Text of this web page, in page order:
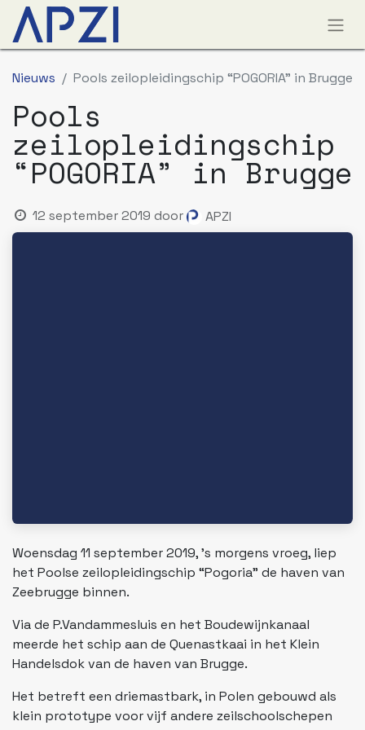
Nieuws Pools zeilopleidingschip “POGORIA” in Brugge
Pools
zeilopleidingschip
“POGORIA” in Brugge
12 september 2019 door APZI
Woensdag 11 september 2019, ’s morgens vroeg, liep
het Poolse zeilopleidingschip “Pogoria” de haven van
Zeebrugge binnen.
Via de P.Vandammesluis en het Boudewijnkanaal
meerde het schip aan de Quenastkaai in het Klein
Handelsdok van de haven van Brugge.
Het betreft een driemastbark, in Polen gebouwd als
klein prototype voor vijf andere zeilschoolschepen